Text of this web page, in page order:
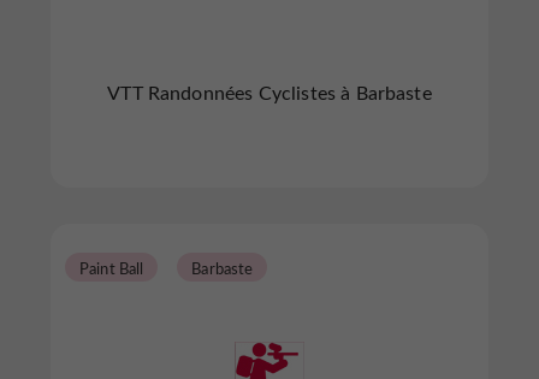
VTT Randonnées Cyclistes à Barbaste
Paint Ball Barbaste